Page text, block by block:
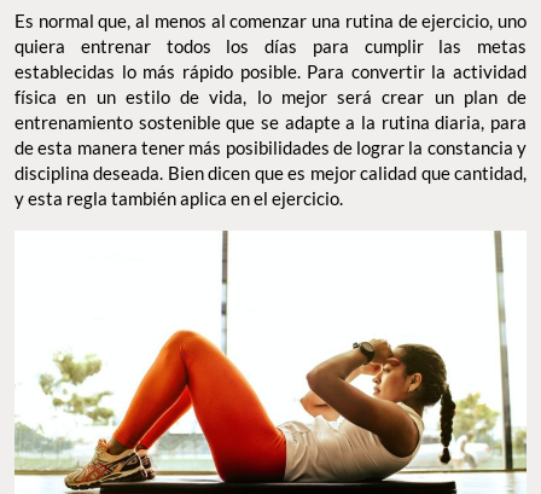
Es normal que, al menos al comenzar una rutina de ejercicio, uno
quiera entrenar todos los días para cumplir las metas
establecidas lo más rápido posible. Para convertir la actividad
física en un estilo de vida, lo mejor será crear un plan de
entrenamiento sostenible que se adapte a la rutina diaria, para
de esta manera tener más posibilidades de lograr la constancia y
disciplina deseada. Bien dicen que es mejor calidad que cantidad,
y esta regla también aplica en el ejercicio.